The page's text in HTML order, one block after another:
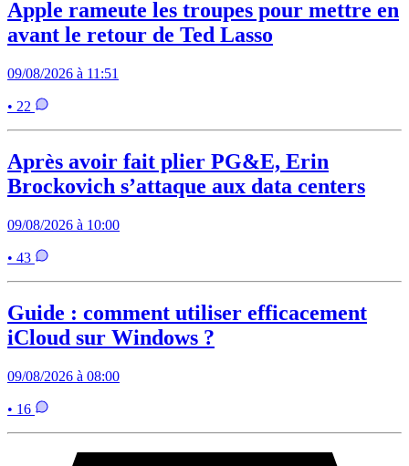
Apple rameute les troupes pour mettre en
avant le retour de Ted Lasso
09/08/2026 à 11:51
• 22
Après avoir fait plier PG&E, Erin
Brockovich s’attaque aux data centers
09/08/2026 à 10:00
• 43
Guide : comment utiliser efficacement
iCloud sur Windows ?
09/08/2026 à 08:00
• 16